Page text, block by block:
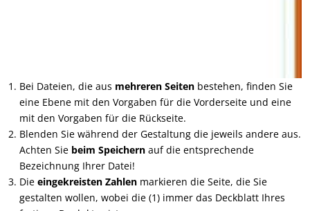
Bei Dateien, die aus mehreren Seiten bestehen, finden Sie
eine Ebene mit den Vorgaben für die Vorderseite und eine
mit den Vorgaben für die Rückseite.
Blenden Sie während der Gestaltung die jeweils andere aus.
Achten Sie beim Speichern auf die entsprechende
Bezeichnung Ihrer Datei!
Die eingekreisten Zahlen markieren die Seite, die Sie
gestalten wollen, wobei die (1) immer das Deckblatt Ihres